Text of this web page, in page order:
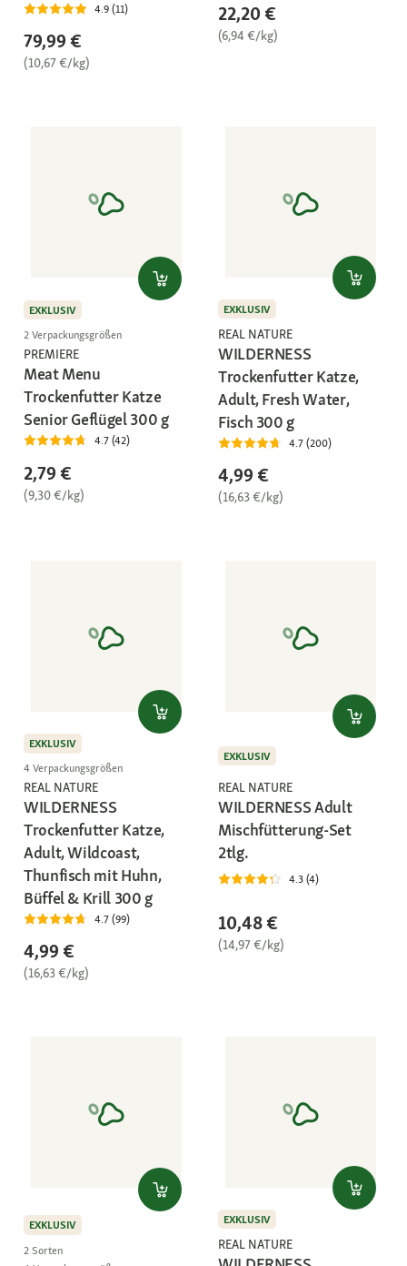
4.9 (11)
79,99 €
(10,67 €/kg)
22,20 €
(6,94 €/kg)
EXKLUSIV
2 Verpackungsgrößen
PREMIERE
Meat Menu
Trockenfutter Katze
Senior Geflügel 300 g
4.7 (42)
2,79 €
(9,30 €/kg)
EXKLUSIV
REAL NATURE
WILDERNESS
Trockenfutter Katze,
Adult, Fresh Water,
Fisch 300 g
4.7 (200)
4,99 €
(16,63 €/kg)
EXKLUSIV
4 Verpackungsgrößen
REAL NATURE
WILDERNESS
Trockenfutter Katze,
Adult, Wildcoast,
Thunfisch mit Huhn,
Büffel & Krill 300 g
4.7 (99)
4,99 €
(16,63 €/kg)
EXKLUSIV
REAL NATURE
WILDERNESS Adult
Mischfütterung-Set
2tlg.
4.3 (4)
10,48 €
(14,97 €/kg)
EXKLUSIV
2 Sorten
EXKLUSIV
REAL NATURE